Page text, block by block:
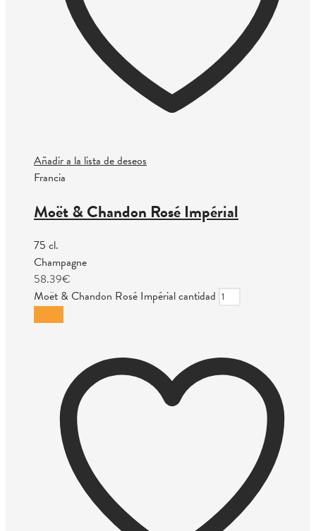
Añadir a la lista de deseos
Francia
Moët & Chandon Rosé Impérial
75 cl.
Champagne
58.39€
Moët & Chandon Rosé Impérial cantidad